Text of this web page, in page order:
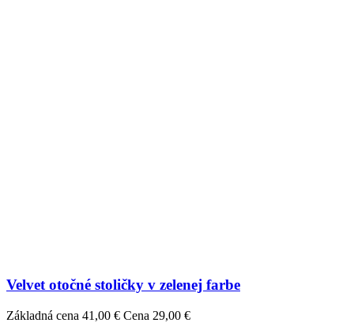
Velvet otočné stoličky v zelenej farbe
Základná cena 41,00 € Cena 29,00 €